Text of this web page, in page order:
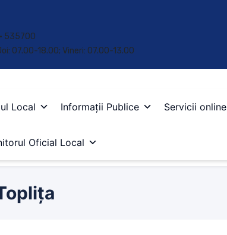
535700
07.00-18.00; Vineri: 07.00-13.00
Local Informații Publice Servicii online
Oficial Local